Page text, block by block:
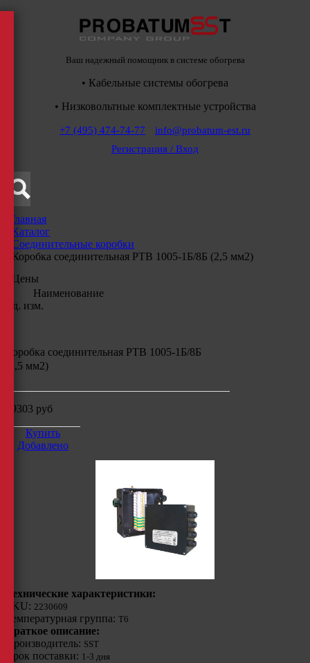
Ваш надежный помощник в системе обогрева
• Кабельные системы обогрева
• Низковольтные комплектные устройства
+7 (495) 474-74-77
info@probatum-est.ru
Регистрация / Вход
Главная
Каталог
Соединительные коробки
Коробка соединительная РТВ 1005-1Б/8Б (2,5 мм2)
Цены
Наименование
Ед. изм.
Коробка соединительная РТВ 1005-1Б/8Б
(2,5 мм2)
29303 руб
Купить
Добавлено
Технические характеристики:
SKU: 2230609
Температурная группа: Т6
Краткое описание:
Производитель: SST
Срок поставки: 1-3 дня